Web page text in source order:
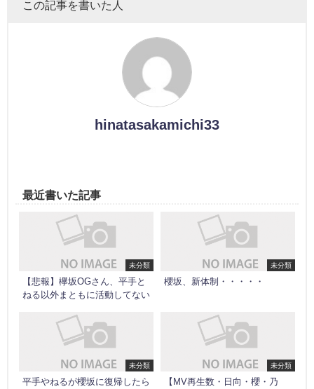
この記事を書いた人
hinatasakamichi33
最近書いた記事
未分類
【悲報】欅坂OGさん、平手と
ねる以外まともに活動してない
未分類
櫻坂、新体制・・・・・
未分類
平手やねるが櫻坂に復帰したら
未分類
【MV再生数・日向・櫻・乃